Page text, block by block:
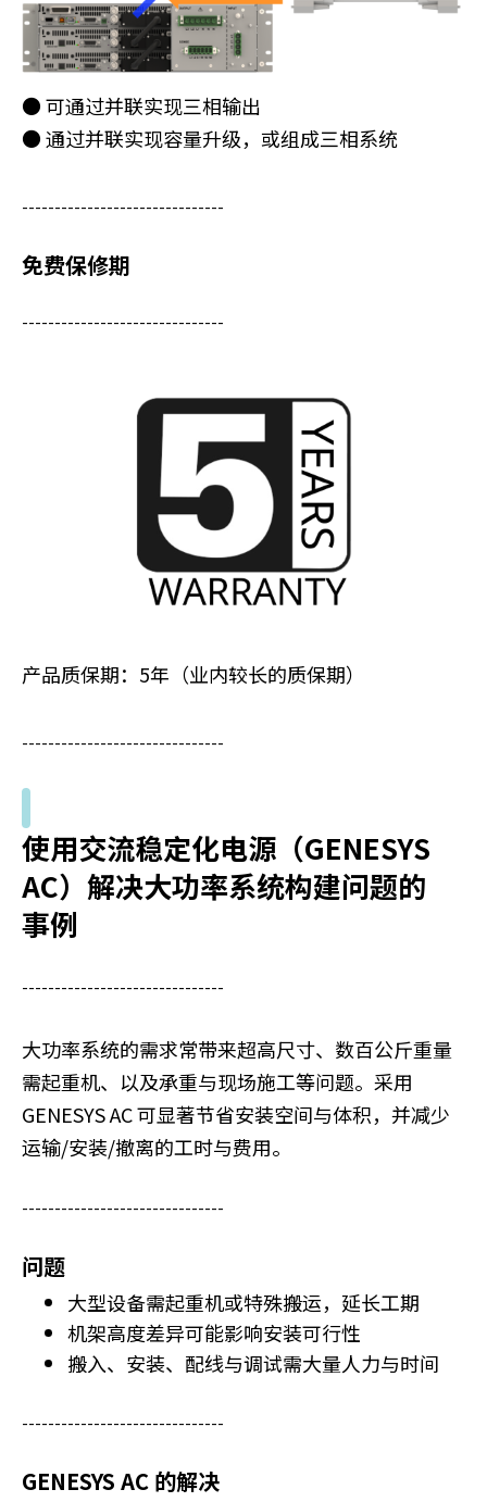
● 可通过并联实现三相输出
● 通过并联实现容量升级，或组成三相系统
-------------------------------
免费保修期
-------------------------------
产品质保期：5年（业内较长的质保期）
-------------------------------
使用交流稳定化电源（GENESYS
AC）解决大功率系统构建问题的
事例
-------------------------------
大功率系统的需求常带来超高尺寸、数百公斤重量
需起重机、以及承重与现场施工等问题。采用
GENESYS AC 可显著节省安装空间与体积，并减少
运输/安装/撤离的工时与费用。
-------------------------------
问题
大型设备需起重机或特殊搬运，延长工期
机架高度差异可能影响安装可行性
搬入、安装、配线与调试需大量人力与时间
-------------------------------
GENESYS AC 的解决